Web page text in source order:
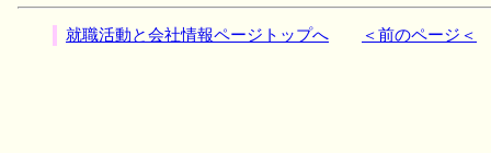
就職活動と会社情報ページトップへ ＜前のページ＜